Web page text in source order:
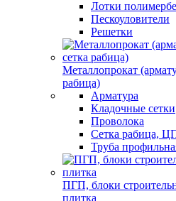
Лотки
Пескоуловители
Решетки
Металлопрокат
рабица)
Арматура
Кладочные сетки
Проволока
Сетка рабица,
Труба
ПГП, блоки
плитка